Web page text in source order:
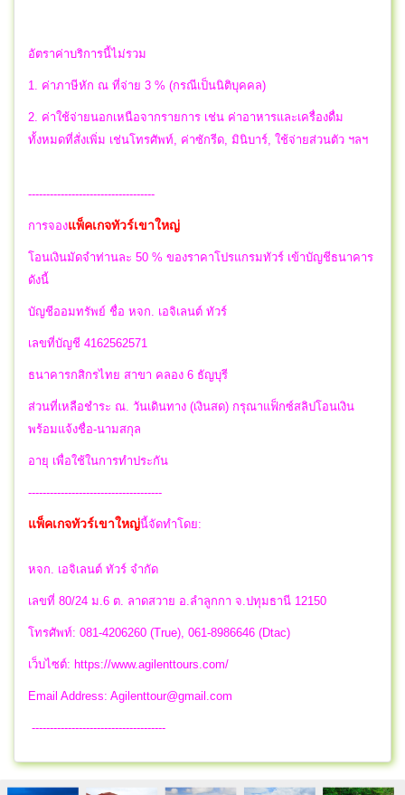
อัตราค่าบริการนี้ไม่รวม
1. ค่าภาษีหัก ณ ที่จ่าย 3 % (กรณีเป็นนิติบุคคล)
2. ค่าใช้จ่ายนอกเหนือจากรายการ เช่น ค่าอาหารและเครื่องดื่ม
ทั้งหมดที่สั่งเพิ่ม เช่นโทรศัพท์, ค่าซักรีด, มินิบาร์, ใช้จ่ายส่วนตัว ฯลฯ
-----------------------------------
การจองแพ็คเกจทัวร์เขาใหญ่
โอนเงินมัดจำท่านละ 50 % ของราคาโปรแกรมทัวร์ เข้าบัญชีธนาคาร
ดังนี้
บัญชีออมทรัพย์ ชื่อ หจก. เอจิเลนต์ ทัวร์
เลขที่บัญชี 4162562571
ธนาคารกสิกรไทย สาขา คลอง 6 ธัญบุรี
ส่วนที่เหลือชำระ ณ. วันเดินทาง (เงินสด) กรุณาแฟ็กซ์สลิปโอนเงิน
พร้อมแจ้งชื่อ-นามสกุล
อายุ เพื่อใช้ในการทำประกัน
-------------------------------------
แพ็คเกจทัวร์เขาใหญ่นี้จัดทำโดย:
หจก. เอจิเลนต์ ทัวร์ จำกัด
เลขที่ 80/24 ม.6 ต. ลาดสวาย อ.ลำลูกกา จ.ปทุมธานี 12150
โทรศัพท์: 081-4206260 (True), 061-8986646 (Dtac)
เว็บไซต์: https://www.agilenttours.com/
Email Address: Agilenttour@gmail.com
-------------------------------------